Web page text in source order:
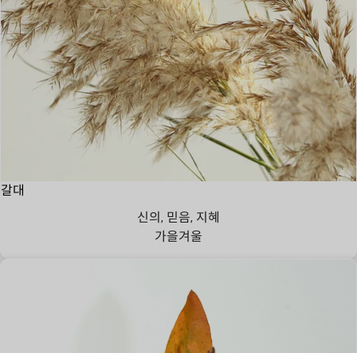
갈대
신의, 믿음, 지혜
가을겨울